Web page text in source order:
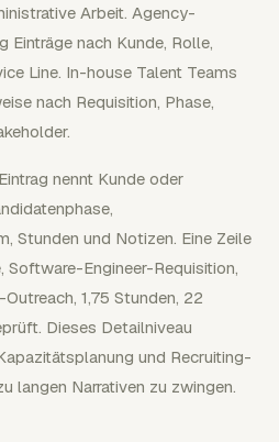
Arbeit. Agency-
Einträge nach Kunde, Rolle,
Line. In-house Talent Teams
nach Requisition, Phase,
nennt Kunde oder
Stunden und Notizen. Eine Zeile
Software-Engineer-Requisition,
1,75 Stunden, 22
Dieses Detailniveau
und Recruiting-
langen Narrativen zu zwingen.